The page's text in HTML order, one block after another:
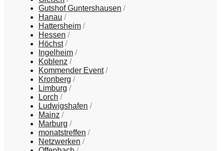
Gutshof Guntershausen
Hanau
Hattersheim
Hessen
Höchst
Ingelheim
Koblenz
Kommender Event
Kronberg
Limburg
Lorch
Ludwigshafen
Mainz
Marburg
monatstreffen
Netzwerken